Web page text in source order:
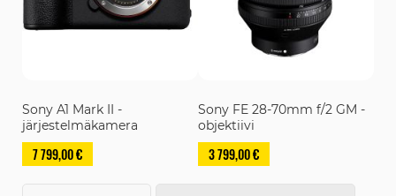
Sony A1 Mark II -
järjestelmäkamera
7 799,00 €
Sony FE 28-70mm f/2 GM -
objektiivi
3 799,00 €